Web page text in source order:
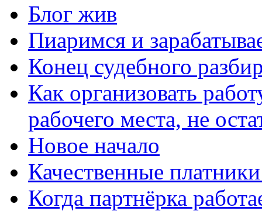
Блог жив
Пиаримся и
Конец судебного
Как организовать
рабочего места, не
Новое начало
Качественные
Когда партнёрка